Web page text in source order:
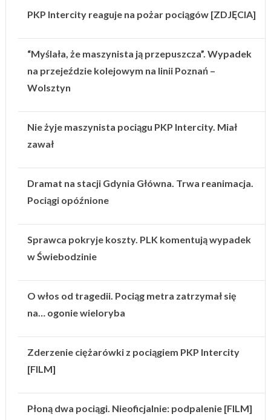
PKP Intercity reaguje na pożar pociągów [ZDJĘCIA]
“Myślała, że maszynista ją przepuszcza”. Wypadek
na przejeździe kolejowym na linii Poznań –
Wolsztyn
Nie żyje maszynista pociągu PKP Intercity. Miał
zawał
Dramat na stacji Gdynia Główna. Trwa reanimacja.
Pociągi opóźnione
Sprawca pokryje koszty. PLK komentują wypadek
w Świebodzinie
O włos od tragedii. Pociąg metra zatrzymał się
na… ogonie wieloryba
Zderzenie ciężarówki z pociągiem PKP Intercity
[FILM]
Płoną dwa pociągi. Nieoficjalnie: podpalenie [FILM]